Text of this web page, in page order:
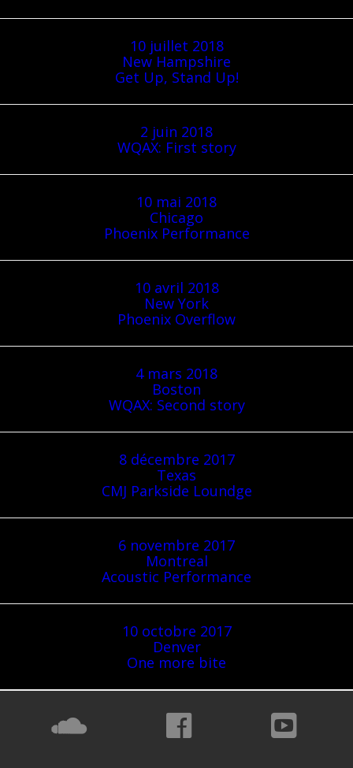
10 juillet 2018
New Hampshire
Get Up, Stand Up!
2 juin 2018
WQAX: First story
10 mai 2018
Chicago
Phoenix Performance
10 avril 2018
New York
Phoenix Overflow
4 mars 2018
Boston
WQAX: Second story
8 décembre 2017
Texas
CMJ Parkside Loundge
6 novembre 2017
Montreal
Acoustic Performance
10 octobre 2017
Denver
One more bite